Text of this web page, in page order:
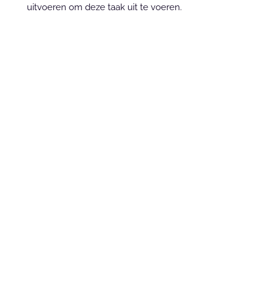
uitvoeren om deze taak uit te voeren.